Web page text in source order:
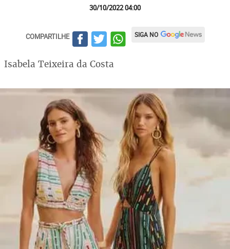
30/10/2022 04:00
COMPARTILHE SIGA NO
Isabela Teixeira da Costa